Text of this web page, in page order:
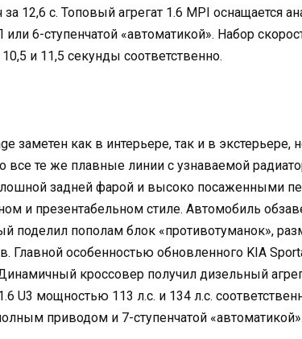
12,6 с. Топовый агрегат 1.6 MPI оснащается
6-ступенчатой «автоматикой». Набор
и 11,5 секунды соответственно.
заметен как в интерьере, так и в
все те же плавные линии с узнаваемой
задней фарой и высоко посаженными
и презентабельном стиле. Автомобиль
поделил пополам блок «противотуманок»,
Главной особенностью обновленного KIA
кроссовер получил дизельный
U3 мощностью 113 л.с. и 134 л.с.
приводом и 7-ступенчатой «автоматикой».